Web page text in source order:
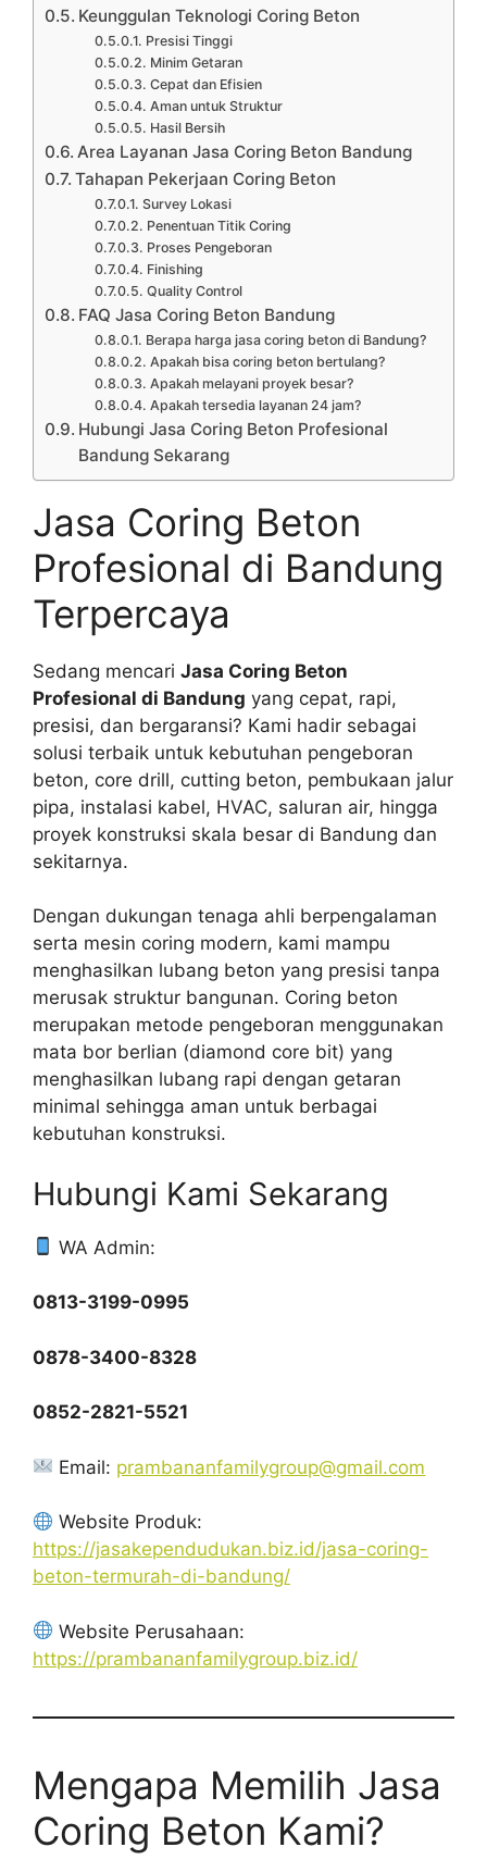
Keunggulan Teknologi Coring Beton
Presisi Tinggi
Minim Getaran
Cepat dan Efisien
Aman untuk Struktur
Hasil Bersih
Area Layanan Jasa Coring Beton Bandung
Tahapan Pekerjaan Coring Beton
Survey Lokasi
Penentuan Titik Coring
Proses Pengeboran
Finishing
Quality Control
FAQ Jasa Coring Beton Bandung
Berapa harga jasa coring beton di Bandung?
Apakah bisa coring beton bertulang?
Apakah melayani proyek besar?
Apakah tersedia layanan 24 jam?
Hubungi Jasa Coring Beton Profesional
Bandung Sekarang
Jasa Coring Beton
Profesional di Bandung
Terpercaya
Sedang mencari Jasa Coring Beton
Profesional di Bandung yang cepat, rapi,
presisi, dan bergaransi? Kami hadir sebagai
solusi terbaik untuk kebutuhan pengeboran
beton, core drill, cutting beton, pembukaan jalur
pipa, instalasi kabel, HVAC, saluran air, hingga
proyek konstruksi skala besar di Bandung dan
sekitarnya.
Dengan dukungan tenaga ahli berpengalaman
serta mesin coring modern, kami mampu
menghasilkan lubang beton yang presisi tanpa
merusak struktur bangunan. Coring beton
merupakan metode pengeboran menggunakan
mata bor berlian (diamond core bit) yang
menghasilkan lubang rapi dengan getaran
minimal sehingga aman untuk berbagai
kebutuhan konstruksi.
Hubungi Kami Sekarang
WA Admin:
0813-3199-0995
0878-3400-8328
0852-2821-5521
Email: prambananfamilygroup@gmail.com
Website Produk:
https://jasakependudukan.biz.id/jasa-coring-
beton-termurah-di-bandung/
Website Perusahaan:
https://prambananfamilygroup.biz.id/
Mengapa Memilih Jasa
Coring Beton Kami?